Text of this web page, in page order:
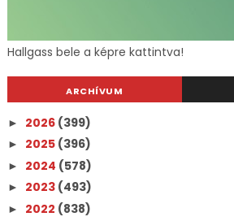
Hallgass bele a képre kattintva!
ARCHÍVUM
► 2026 (399)
► 2025 (396)
► 2024 (578)
► 2023 (493)
► 2022 (838)